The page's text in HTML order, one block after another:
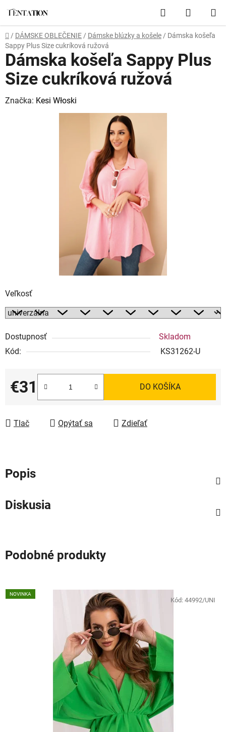
obsah
Hľadať
KOŠÍK
Domov
/ DÁMSKE OBLEČENIE / Dámske blúzky a košele / Dámska košeľa
Sappy Plus Size cukríková ružová
Veľkosť
Dostupnosť
Skladom
Kód:
KS31262-U
€31
Jednotková cena:
DO KOŠÍKA
Tlač Opýtať sa Zdieľať
Dámska košeľa Sappy Plus
Size cukríková ružová
Značka: Kesi Włoski
Popis
Diskusia
Podobné produkty
NOVINKA
Kód: 44992/UNI